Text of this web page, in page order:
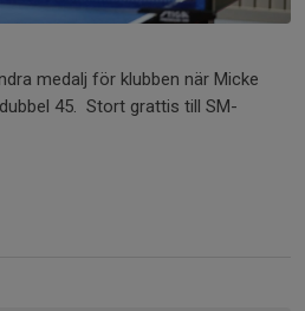
medalj för klubben när Micke
45. Stort grattis till SM-